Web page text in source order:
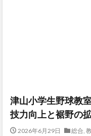
津山小学生野球
技力向上と裾野の
2026年6月29日 総合,